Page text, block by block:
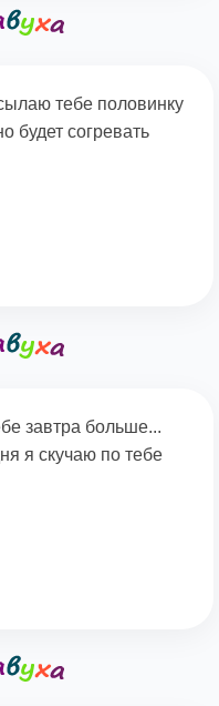
тебе половинку
будет согревать
завтра больше...
я скучаю по тебе